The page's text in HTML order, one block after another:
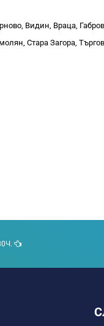
Видин, Враца,
Стара Загора,